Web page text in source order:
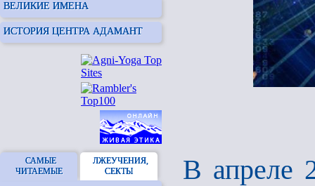
ВЕЛИКИЕ ИМЕНА
ИСТОРИЯ ЦЕНТРА АДАМАНТ
САМЫЕ
ЧИТАЕМЫЕ
ЛЖЕУЧЕНИЯ,
СЕКТЫ
В апреле